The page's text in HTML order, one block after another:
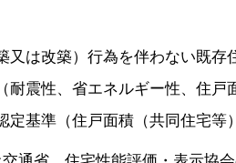
又は改築）行為を伴わない既存
耐震性、省エネルギー性、住戸
定基準（住戸面積（共同住宅等